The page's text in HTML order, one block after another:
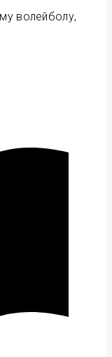
волейболу,